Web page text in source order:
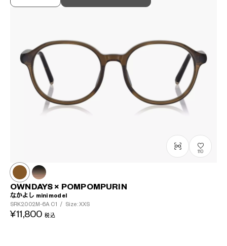
110
OWNDAYS × POMPOMPURIN
なかよし mini model
SRK2002M-6A C1 / Size: XXS
¥11,800 税込